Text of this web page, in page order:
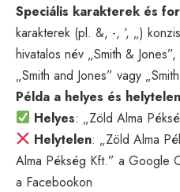
Speciális karakterek és
karakterek (pl. &, -, ‘, „)
hivatalos név „Smith &
„Smith and Jones” vagy
Példa a helyes és
Helyes: „Zöld Alma
Helytelen: „Zöld Alma
Alma Pékség Kft.” a Google
a Facebookon